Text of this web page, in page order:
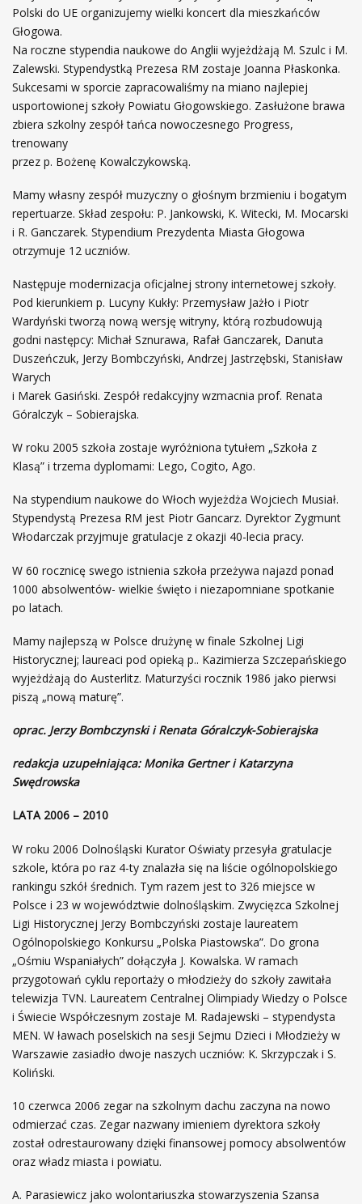
Polski do UE organizujemy wielki koncert dla mieszkańców
Głogowa.
Na roczne stypendia naukowe do Anglii wyjeżdżają M. Szulc i M.
Zalewski. Stypendystką Prezesa RM zostaje Joanna Płaskonka.
Sukcesami w sporcie zapracowaliśmy na miano najlepiej
usportowionej szkoły Powiatu Głogowskiego. Zasłużone brawa
zbiera szkolny zespół tańca nowoczesnego Progress,
trenowany
przez p. Bożenę Kowalczykowską.
Mamy własny zespół muzyczny o głośnym brzmieniu i bogatym
repertuarze. Skład zespołu: P. Jankowski, K. Witecki, M. Mocarski
i R. Ganczarek. Stypendium Prezydenta Miasta Głogowa
otrzymuje 12 uczniów.
Następuje modernizacja oficjalnej strony internetowej szkoły.
Pod kierunkiem p. Lucyny Kukły: Przemysław Jażło i Piotr
Wardyński tworzą nową wersję witryny, którą rozbudowują
godni następcy: Michał Sznurawa, Rafał Ganczarek, Danuta
Duszeńczuk, Jerzy Bombczyński, Andrzej Jastrzębski, Stanisław
Warych
i Marek Gasiński. Zespół redakcyjny wzmacnia prof. Renata
Góralczyk – Sobierajska.
W roku 2005 szkoła zostaje wyróżniona tytułem „Szkoła z
Klasą” i trzema dyplomami: Lego, Cogito, Ago.
Na stypendium naukowe do Włoch wyjeżdża Wojciech Musiał.
Stypendystą Prezesa RM jest Piotr Gancarz. Dyrektor Zygmunt
Włodarczak przyjmuje gratulacje z okazji 40-lecia pracy.
W 60 rocznicę swego istnienia szkoła przeżywa najazd ponad
1000 absolwentów- wielkie święto i niezapomniane spotkanie
po latach.
Mamy najlepszą w Polsce drużynę w finale Szkolnej Ligi
Historycznej; laureaci pod opieką p.. Kazimierza Szczepańskiego
wyjeżdżają do Austerlitz. Maturzyści rocznik 1986 jako pierwsi
piszą „nową maturę”.
oprac. Jerzy Bombczynski i Renata Góralczyk-Sobierajska
redakcja uzupełniająca: Monika Gertner i Katarzyna
Swędrowska
LATA 2006 – 2010
W roku 2006 Dolnośląski Kurator Oświaty przesyła gratulacje
szkole, która po raz 4-ty znalazła się na liście ogólnopolskiego
rankingu szkół średnich. Tym razem jest to 326 miejsce w
Polsce i 23 w województwie dolnośląskim. Zwycięzca Szkolnej
Ligi Historycznej Jerzy Bombczyński zostaje laureatem
Ogólnopolskiego Konkursu „Polska Piastowska”. Do grona
„Ośmiu Wspaniałych” dołączyła J. Kowalska. W ramach
przygotowań cyklu reportaży o młodzieży do szkoły zawitała
telewizja TVN. Laureatem Centralnej Olimpiady Wiedzy o Polsce
i Świecie Współczesnym zostaje M. Radajewski – stypendysta
MEN. W ławach poselskich na sesji Sejmu Dzieci i Młodzieży w
Warszawie zasiadło dwoje naszych uczniów: K. Skrzypczak i S.
Koliński.
10 czerwca 2006 zegar na szkolnym dachu zaczyna na nowo
odmierzać czas. Zegar nazwany imieniem dyrektora szkoły
został odrestaurowany dzięki finansowej pomocy absolwentów
oraz władz miasta i powiatu.
A. Parasiewicz jako wolontariuszka stowarzyszenia Szansa